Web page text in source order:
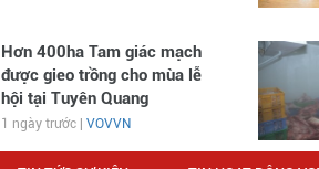
Hơn 400ha Tam giác mạch
được gieo trồng cho mùa lễ
hội tại Tuyên Quang
1 ngày trước | VOVVN